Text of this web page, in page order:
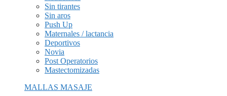
Sin tirantes
Sin aros
Push Up
Maternales / lactancia
Deportivos
Novia
Post Operatorios
Mastectomizadas
MALLAS MASAJE